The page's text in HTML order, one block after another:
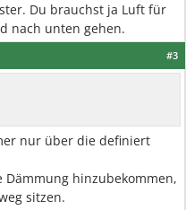
Du brauchst ja Luft für
nach unten gehen.
#3
nur über die definiert
hinzubekommen,
sitzen.